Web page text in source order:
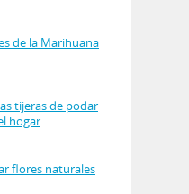
de la Marihuana
tijeras de podar
hogar
flores naturales